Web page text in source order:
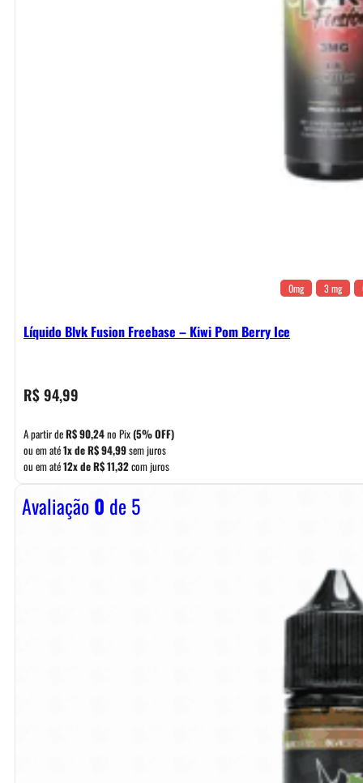
0mg 3 mg
Líquido Blvk Fusion Freebase – Kiwi Pom Berry Ice
R$94,99
A partir deR$90,24no Pix(5% OFF)
ou em até1x deR$94,99sem juros
ou em até12x deR$11,32com juros
Avaliação0 de 5